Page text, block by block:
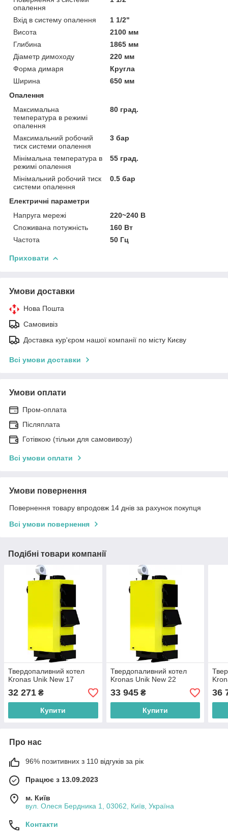
опалення
Вхід в систему опалення
1 1/2"
Висота
2100 мм
Глибина
1865 мм
Діаметр димоходу
220 мм
Форма димаря
Кругла
Ширина
650 мм
Опалення
Максимальна
температура в режимі
опалення
80 град.
Максимальний робочий
тиск системи опалення
3 бар
Мінімальна температура в
режимі опалення
55 град.
Мінімальний робочий тиск
системи опалення
0.5 бар
Електричні параметри
Напруга мережі
220~240 В
Споживана потужність
160 Вт
Частота
50 Гц
Приховати
Умови доставки
Нова Пошта
Самовивіз
Доставка кур'єром нашої компанії по місту Києву
Всі умови доставки
Умови оплати
Пром-оплата
Післяплата
Готівкою (тільки для самовивозу)
Всі умови оплати
Умови повернення
Повернення товару впродовж 14 днів за рахунок покупця
Всі умови повернення
Подібні товари компанії
Твердопаливний котел
Kronas Unik New 17
32 271 ₴
Купити
Твердопаливний котел
Kronas Unik New 22
33 945₴
Купити
36
Про нас
96% позитивних з 110 відгуків за рік
Працює з 13.09.2023
м. Київ
вул. Олеся Бердника 1, 03062, Київ, Україна
Контакти